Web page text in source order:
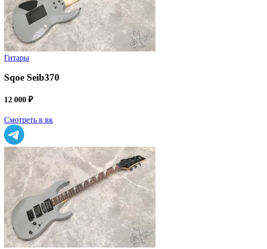
Гитары
Sqoe Seib370
12 000 ₽
Смотреть в вк